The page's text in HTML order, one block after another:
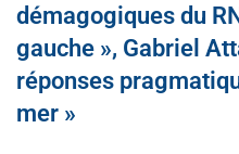
démagogiques du
gauche », Gabriel
réponses
mer »